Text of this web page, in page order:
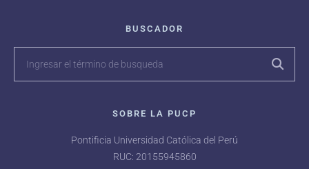
BUSCADOR
SOBRE LA PUCP
Pontificia Universidad Católica del Perú
RUC: 20155945860